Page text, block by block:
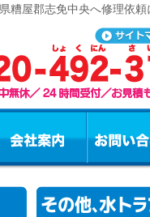
糟屋郡志免中央へ修理依頼